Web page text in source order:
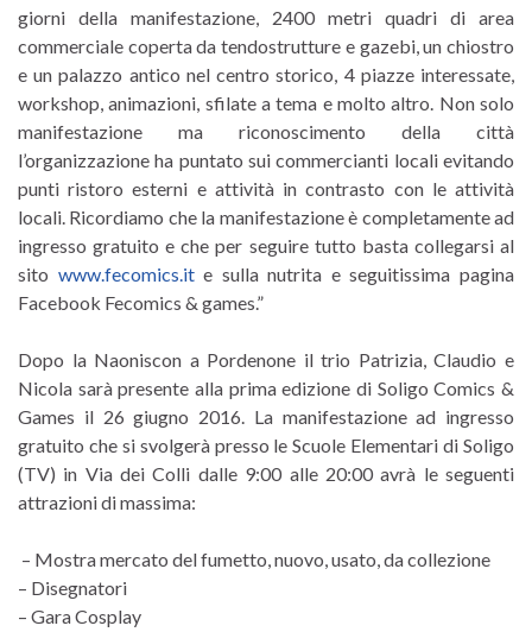
giorni della manifestazione, 2400 metri quadri di area
commerciale coperta da tendostrutture e gazebi, un chiostro
e un palazzo antico nel centro storico, 4 piazze interessate,
workshop, animazioni, sfilate a tema e molto altro. Non solo
manifestazione ma riconoscimento della città
l’organizzazione ha puntato sui commercianti locali evitando
punti ristoro esterni e attività in contrasto con le attività
locali. Ricordiamo che la manifestazione è completamente ad
ingresso gratuito e che per seguire tutto basta collegarsi al
sito www.fecomics.ite sulla nutrita e seguitissima pagina
Facebook Fecomics & games.”
Dopo la Naoniscon a Pordenone il trio Patrizia, Claudio e
Nicola sarà presente alla prima edizione di Soligo Comics &
Games il 26 giugno 2016. La manifestazione ad ingresso
gratuito che si svolgerà presso le Scuole Elementari di Soligo
(TV) in Via dei Colli dalle 9:00 alle 20:00 avrà le seguenti
attrazioni di massima:
– Mostra mercato del fumetto, nuovo, usato, da collezione
– Disegnatori
– Gara Cosplay